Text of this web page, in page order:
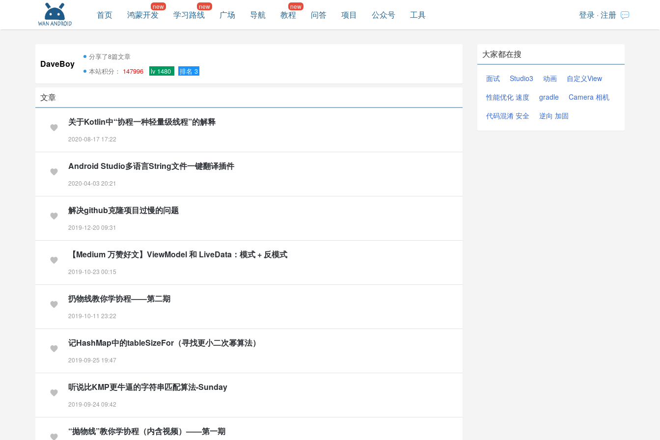
首页 鸿蒙开发 学习路线 广场 导航 教程 问答 项目 公众号 工具 登录 · 注册
DaveBoy
分享了8篇文章
本站积分： 147996 lv 1480 排名 3
文章
关于Kotlin中“协程一种轻量级线程”的解释
2020-08-17 17:22
Android Studio多语言String文件一键翻译插件
2020-04-03 20:21
解决github克隆项目过慢的问题
2019-12-20 09:31
【Medium 万赞好文】ViewModel 和 LiveData：模式 + 反模式
2019-10-23 00:15
扔物线教你学协程——第二期
2019-10-11 23:22
记HashMap中的tableSizeFor（寻找更小二次幂算法）
2019-09-25 19:47
听说比KMP更牛逼的字符串匹配算法-Sunday
2019-09-24 09:42
“抛物线”教你学协程（内含视频）——第一期
大家都在搜
面试 Studio3 动画
自定义View
性能优化 速度
gradle
Camera 相机
代码混淆 安全
逆向 加固